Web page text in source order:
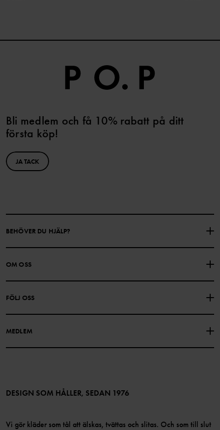
Bli medlem och få 10% rabatt på ditt
första köp!
JA TACK
BEHÖVER DU HJÄLP?
KONTAKTA OSS
PRESENTKORTSALDO KÖPVILLKOR
INTEGRITETSPOLICY
OM OSS
FÖLJ OSS
MEDLEM
Bli medlem
DESIGN SOM HÅLLER, SEDAN 1976
Vi gör kläder som tål att älskas, tvättas och slitas. Och som till slut